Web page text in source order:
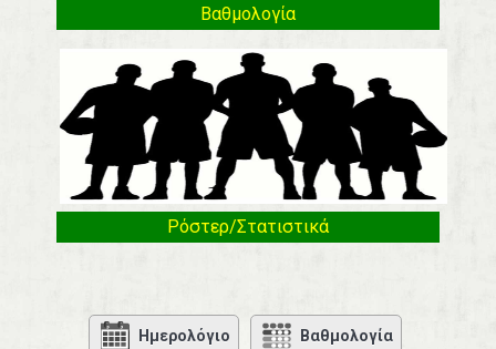
Βαθμολογία
Ρόστερ/Στατιστικά
Ημερολόγιο Βαθμολογία